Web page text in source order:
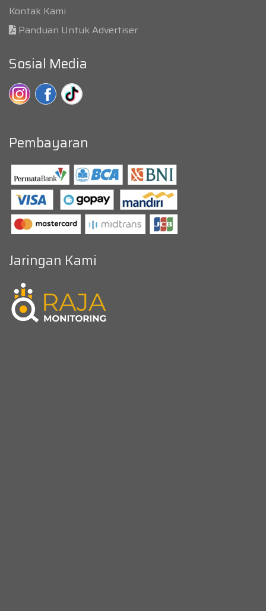
Kontak Kami
Panduan Untuk Advertiser
Sosial Media
Pembayaran
Jaringan Kami